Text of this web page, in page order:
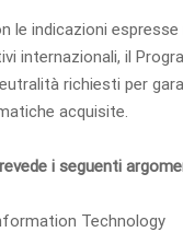
le indicazioni
internazionali, il
richiesti per
acquisite.
i seguenti
Technology